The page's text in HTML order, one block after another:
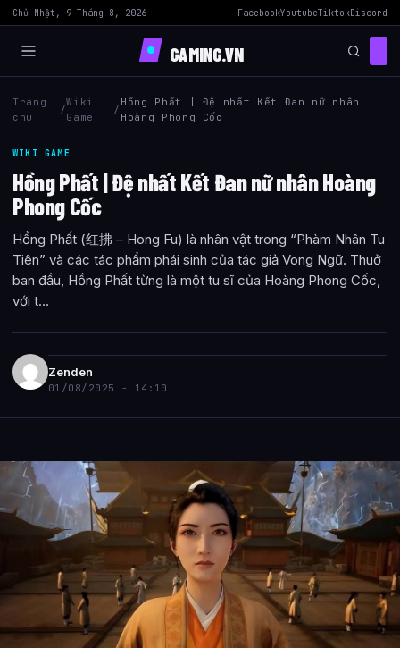
Chủ Nhật, 9 Tháng 8, 2026 FacebookYoutubeTiktokDiscord
GAMING.VN
Trang
chu
/
Wiki
Game
/
Hồng Phất | Đệ nhất Kết Đan nữ nhân
Hoàng Phong Cốc
WIKI GAME
Hồng Phất | Đệ nhất Kết Đan nữ nhân Hoàng
Phong Cốc
Hồng Phất (红拂 – Hong Fu) là nhân vật trong “Phàm Nhân Tu
Tiên” và các tác phẩm phái sinh của tác giả Vong Ngữ. Thuở
ban đầu, Hồng Phất từng là một tu sĩ của Hoàng Phong Cốc,
với t...
Zenden
01/08/2025 - 14:10